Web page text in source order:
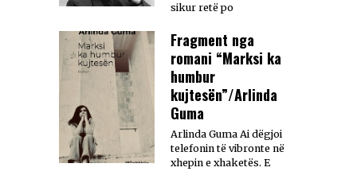
sikur retë po
Fragment nga
romani “Marksi ka
humbur
kujtesën”/Arlinda
Guma
Arlinda Guma Ai dëgjoi
telefonin të vibronte në
xhepin e xhaketës. E